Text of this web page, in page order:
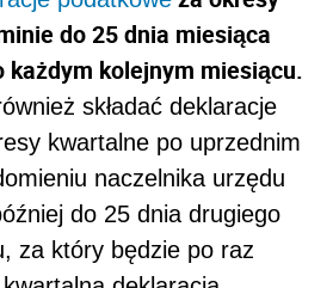
do 25 dnia miesiąca
każdym kolejnym miesiącu.
składać deklaracje
kwartalne po uprzednim
naczelnika urzędu
do 25 dnia drugiego
za który będzie po raz